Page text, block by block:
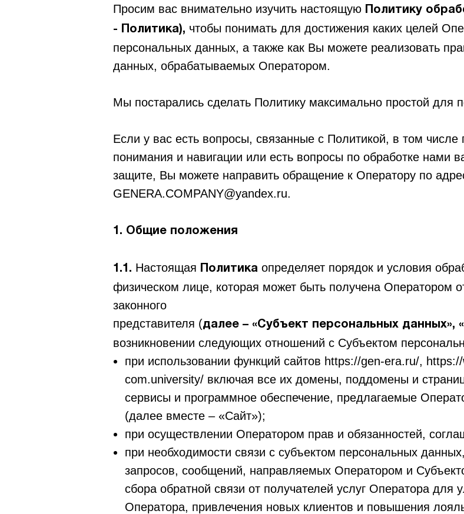
Просим вас внимательно изучить настоящую
Политику
- Политика), чтобы понимать для достижения каких целей
персональных данных, а также как Вы можете реализовать
данных, обрабатываемых Оператором.
Мы постарались сделать Политику максимально простой для
Если у вас есть вопросы, связанные с Политикой, в том
понимания и навигации или есть вопросы по обработке нами
защите, Вы можете направить обращение к Оператору по
GENERA.COMPANY@yandex.ru.
1. Общие положения
1.1. Настоящая Политика определяет порядок и условия
физическом лице, которая может быть получена Оператором
законного
представителя (далее – «Субъект персональных данных»,
возникновении следующих отношений с Субъектом
при использовании функций сайтов https://gen-era.ru/,
com.university/ включая все их домены, поддомены и
сервисы и программное обеспечение, предлагаемые
(далее вместе – «Сайт»);
при осуществлении Оператором прав и обязанностей,
при необходимости связи с субъектом персональных
запросов, сообщений, направляемых Оператором и
сбора обратной связи от получателей услуг Оператора для
Оператора, привлечения новых клиентов и повышения